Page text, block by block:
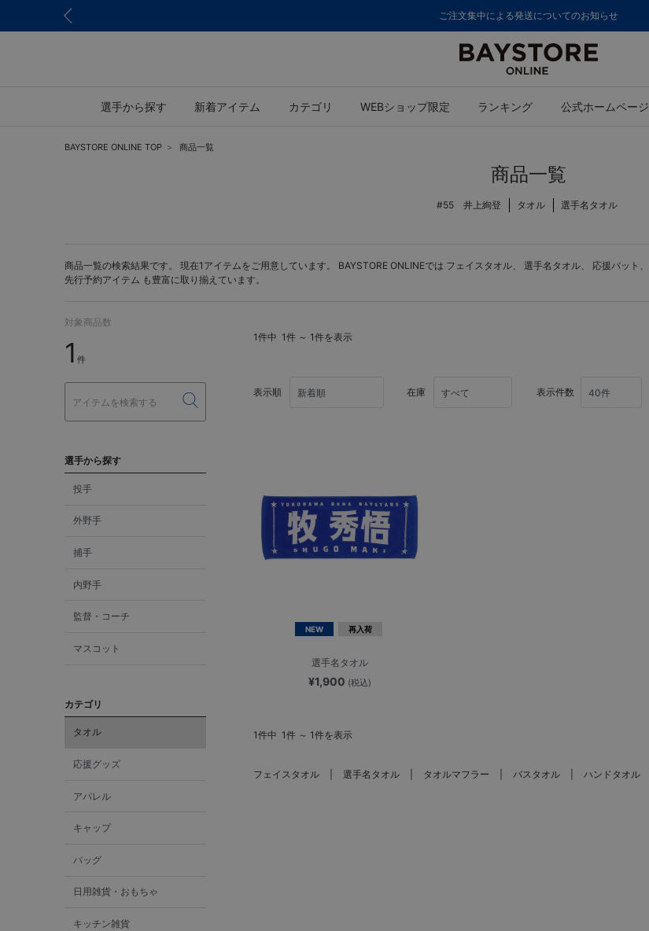
ご注文集中による発送についてのお知らせ
選手から探す 新着アイテム カテゴリ WEBショップ限定 ランキング 公式ホームページ
BAYSTORE ONLINE TOP 商品一覧
商品一覧
#55 井上絢登 タオル 選手名タオル
商品一覧の検索結果です。 現在1アイテムをご用意しています。 BAYSTORE ONLINEでは フェイスタオル、 選手名タオル、 応援バット 、
先行予約アイテム も豊富に取り揃えています。
対象商品数
1 件
選手から探す
投手
外野手
捕手
内野手
監督・コーチ
マスコット
カテゴリ
タオル
応援グッズ
アパレル
キャップ
バッグ
日用雑貨・おもちゃ
キッチン雑貨
1件中 1件 ～ 1件を表示
表示順 在庫 表示件数
NEW 再入荷
選手名タオル
¥1,900 (税込)
1件中 1件 ～ 1件を表示
フェイスタオル 選手名タオル タオルマフラー バスタオル ハンドタオル